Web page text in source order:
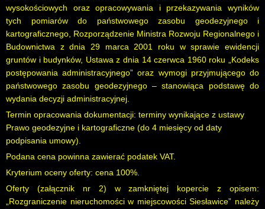
wysokościowych oraz opracowywania i przekazywania wyników
tych pomiarów do państwowego zasobu geodezyjnego i
kartograficznego, Rozporządzenie Ministra Rozwoju Regionalnego i
Budownictwa z dnia 29 marca 2001 roku w sprawie ewidencji
gruntów i budynków, Ustawa z dnia 14 czerwca 1960 roku „Kodeks
postępowania administracyjnego” oraz wymogi przyjmującego do
państwowego zasobu geodezyjnego – stanowiąca podstawę do
wydania decyzji administracyjnej.
Termin opracowania dokumentacji: terminy wynikające z ustawy
Prawo geodezyjne i kartograficzne (do 4 miesięcy od daty
podpisania umowy).
Podana cena powinna zawierać podatek VAT.
Kryterium oceny oferty: cena 100%.
Oferty (załącznik nr 2) w zamkniętej kopercie z opisem:
„Rozgraniczenie nieruchomości w miejscowości Siesławice” należy